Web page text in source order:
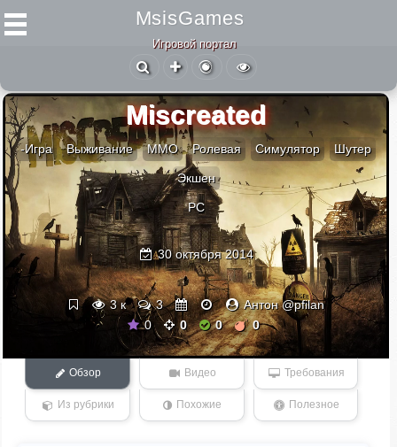
MsisGames
Игровой портал
Miscreated
-Игра Выживание ММО Ролевая Симулятор Шутер
Экшен
PC
30 октября 2014
3 к 3
Антон @pfilan
0
0 0 0
Обзор Видео Требования
Из рубрики Похожие Полезное